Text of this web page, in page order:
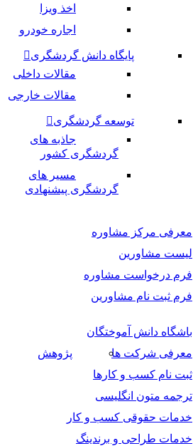
اخذ ویزا
اجاره خودرو
پایگاه دانش گردشگری
مقالات داخلی
مقالات خارجی
توسعه گردشگری
جاذبه های
گردشگری کشور
مسیر های
گردشگری پیشنهادی
معرفی مرکز مشاوره
لیست مشاورین
فرم درخواست مشاوره
فرم ثبت نام مشاورین
باشگاه دانش آموختگان
معرفی شرکت ها
پژوهش
ثبت نام کسب و کارها
ترجمه متون انگلیسی
خدمات حقوقی کسب و کار
خدمات طراحی و برندینگ